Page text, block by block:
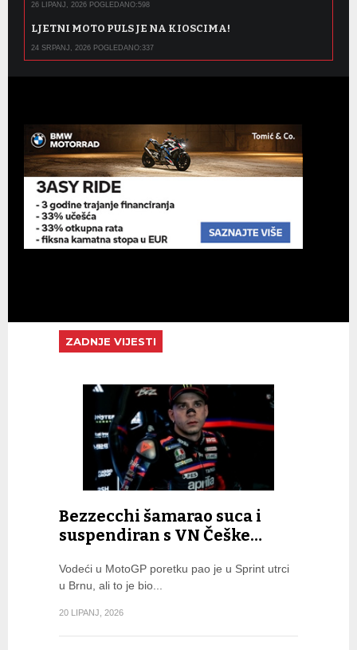
26 LIPANJ, 2026 POGLEDANO:598
LJETNI MOTO PULS JE NA KIOSCIMA!
24 SRPANJ, 2026 POGLEDANO:337
ZADNJE VIJESTI
Bezzecchi šamarao suca i
suspendiran s VN Češke…
Vodeći u MotoGP poretku pao je u Sprint utrci
u Brnu, ali to je bio...
20 LIPANJ, 2026